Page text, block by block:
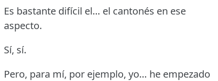
Es bastante difícil el… el cantonés en ese
aspecto.
Sí, sí.
Pero, para mí, por ejemplo, yo… he empezado